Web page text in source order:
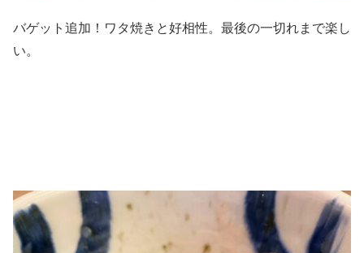
バゲット追加！ワタ焼きと好相性。最後の一切れまで楽し
い。